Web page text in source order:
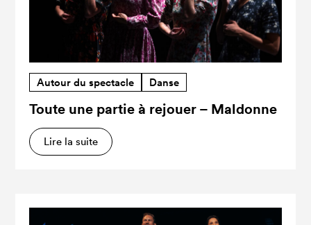
Autour du spectacle Danse
Toute une partie à rejouer – Maldonne
Lire la suite